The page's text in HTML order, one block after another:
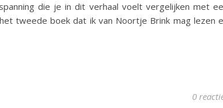
die je in dit verhaal voelt vergelijken met
tweede boek dat ik van Noortje Brink mag lezen
0